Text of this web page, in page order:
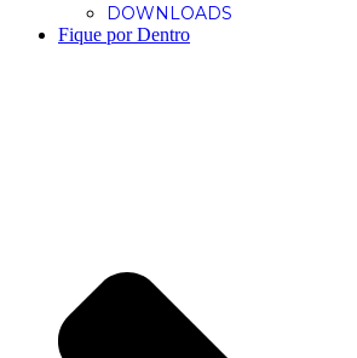
DOWNLOADS
Fique por Dentro